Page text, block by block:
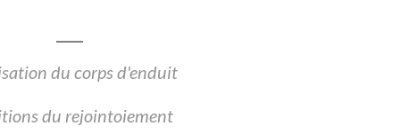
du corps d'enduit
du rejointoiement